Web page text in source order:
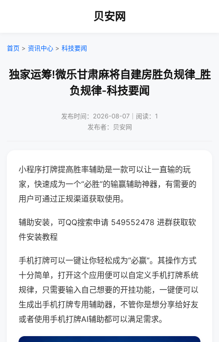
贝安网
首页 > 资讯中心 > 科技要闻
独家运筹!微乐甘肃麻将自建房胜负规律_胜
负规律-科技要闻
发布时间：2026-08-07｜阅读：1
发布者：贝安网
小程序打牌提高胜率辅助是一款可以让一直输的玩
家，快速成为一个“必胜”的输赢辅助神器，有需要的
用户可通过正规渠道获取使用。
辅助安装，可QQ搜索申请 549552478 进群获取软
件安装教程
手机打牌可以一键让你轻松成为“必赢”。其操作方式
十分简单，打开这个应用便可以自定义手机打牌系统
规律，只需要输入自己想要的开挂功能，一键便可以
生成出手机打牌专用辅助器，不管你是想分享给好友
或者使用手机打牌AI辅助都可以满足需求。